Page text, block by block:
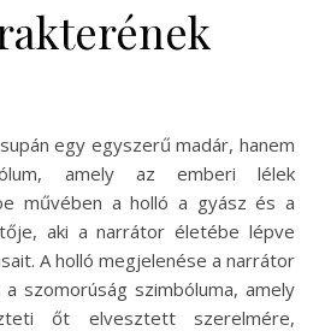
egy egyszerű madár, hanem
amely az emberi lélek
művében a holló a gyász és a
aki a narrátor életébe lépve
A holló megjelenése a narrátor
szomorúság szimbóluma, amely
őt elvesztett szerelmére,